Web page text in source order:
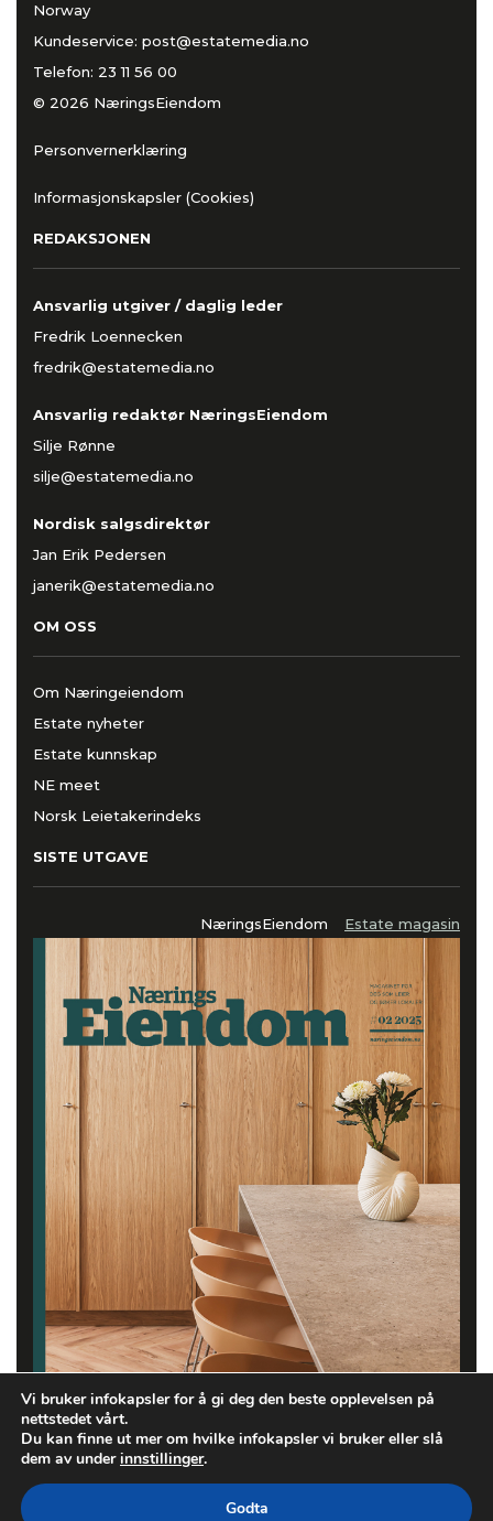
Norway
Kundeservice: post@estatemedia.no
Telefon: 23 11 56 00
© 2026 NæringsEiendom
Personvernerklæring
Informasjonskapsler (Cookies)
REDAKSJONEN
Ansvarlig utgiver / daglig leder
Fredrik Loennecken
fredrik@estatemedia.no
Ansvarlig redaktør NæringsEiendom
Silje Rønne
silje@estatemedia.no
Nordisk salgsdirektør
Jan Erik Pedersen
janerik@estatemedia.no
OM OSS
Om Næringeiendom
Estate nyheter
Estate kunnskap
NE meet
Norsk Leietakerindeks
SISTE UTGAVE
NæringsEiendom Estate magasin
Vi bruker infokapsler for å gi deg den beste opplevelsen på
nettstedet vårt.
Du kan finne ut mer om hvilke infokapsler vi bruker eller slå
dem av underinnstillinger.
Godta